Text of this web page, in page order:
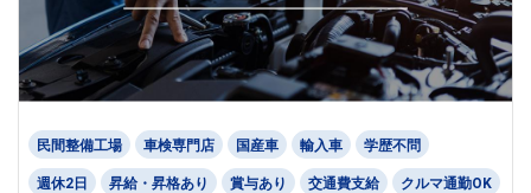
民間整備工場 車検専門店 国産車 輸入車 学歴不問
週休2日 昇給・昇格あり 賞与あり 交通費支給 クルマ通勤OK